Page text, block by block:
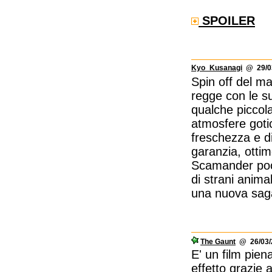
SPOILER
Kyo_Kusanagi @ 29/
Spin off del
regge con le
qualche
atmosfere
freschezza e
garanzia,
Scamander
di strani
una nuova
The Gaunt @ 26/
E' un film
effetto grazie